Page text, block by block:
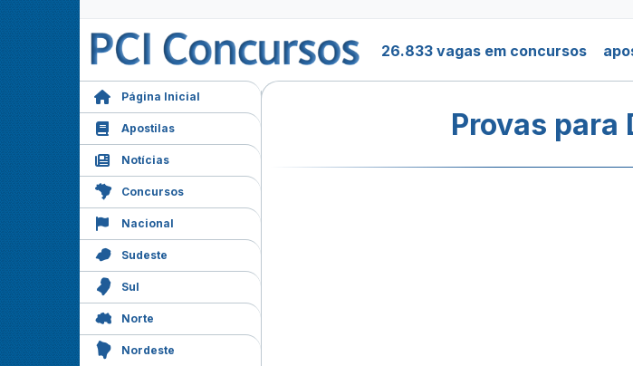
26.833 vagas em concursos
Página Inicial
Apostilas
Notícias
Concursos
Nacional
Sudeste
Sul
Norte
Nordeste
Provas para